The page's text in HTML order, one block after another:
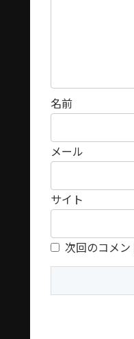
名前
メール
サイト
次回のコメン